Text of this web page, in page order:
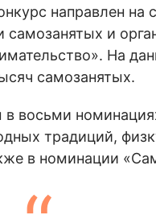
направлен на
самозанятых и
На
самозанятых.
восьми
традиций,
в номинации